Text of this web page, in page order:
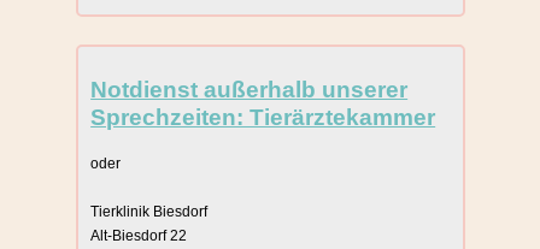
Notdienst außerhalb unserer
Sprechzeiten: Tierärztekammer
oder
Tierklinik Biesdorf
Alt-Biesdorf 22